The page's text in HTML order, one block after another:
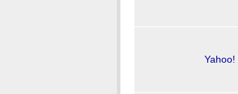
Yahoo!